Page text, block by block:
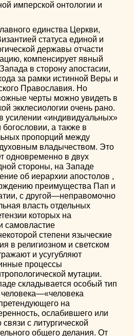
имперской онтологии и
единства Церкви,
статуса единой и
державы отчасти
компенсирует явный
в сторону апостасии,
за рамки истинной Веры и
Православия. Но
черты можно увидеть в
экклесиологии очень рано.
усилении «индивидуальных»
а также в
пропорций между
владычеством. Это
одновременно в двух
стороны, на Западе
об иерархии апостолов ,
преимущества Пап и
с другой—неправомочно
власть отдельных
которых на
самовластие
степени языческие
в религиозном и светском
и усугубляют
процессы
мутации.
складывается особый тип
на
ослабившего или
с литургической
общего делания. От